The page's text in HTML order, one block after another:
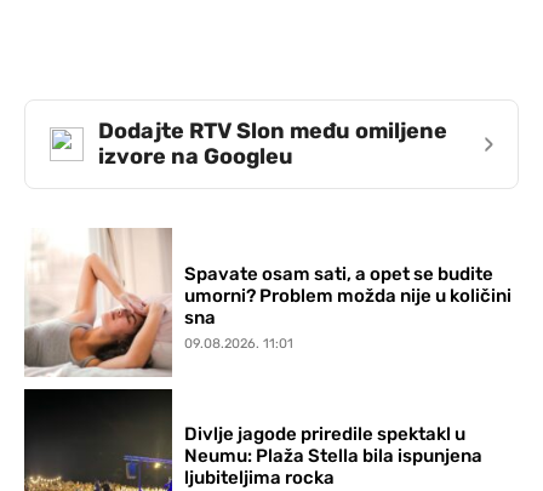
Dodajte RTV Slon među omiljene
izvore na Googleu
›
Spavate osam sati, a opet se budite
umorni? Problem možda nije u količini
sna
09.08.2026. 11:01
Divlje jagode priredile spektakl u
Neumu: Plaža Stella bila ispunjena
ljubiteljima rocka